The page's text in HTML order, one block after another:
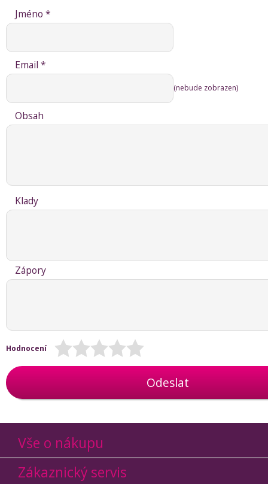
Jméno *
Email *
(nebude zobrazen)
Obsah
Klady
Zápory
Hodnocení
Odeslat
Vše o nákupu
Zákaznický servis